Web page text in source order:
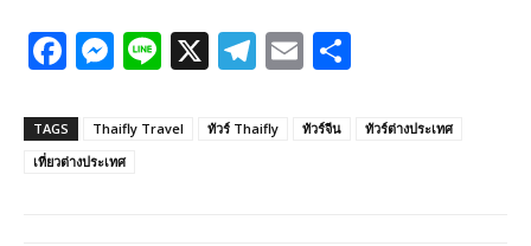
F
a
c
e
M
e
ss
e
Li
n
e
X T
el
e
E
m
ail ar
TAGS Thaifly Travel ทัวร์ Thaifly ทัวร์จีน
ทัวร์ต่างประเทศ
เที่ยวต่างประเทศ